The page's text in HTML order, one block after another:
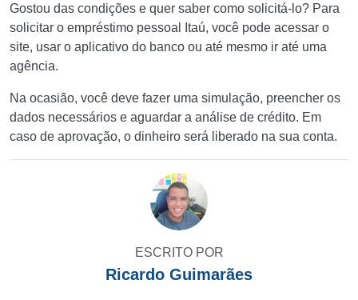
Gostou das condições e quer saber como solicitá-lo? Para
solicitar o empréstimo pessoal Itaú, você pode acessar o
site, usar o aplicativo do banco ou até mesmo ir até uma
agência.
Na ocasião, você deve fazer uma simulação, preencher os
dados necessários e aguardar a análise de crédito. Em
caso de aprovação, o dinheiro será liberado na sua conta.
ESCRITO POR
Ricardo Guimarães